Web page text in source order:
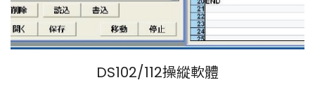
DS102/112操縱軟體